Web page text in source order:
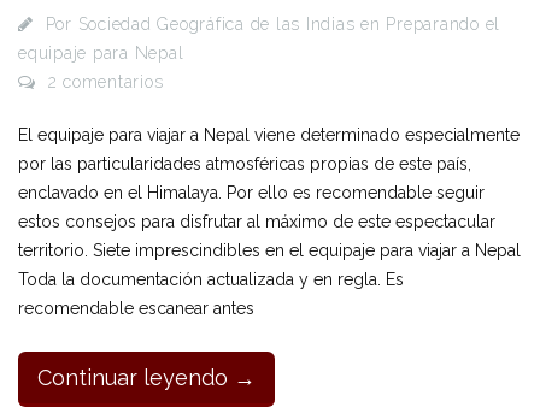
Por Sociedad Geográfica de las Indias en Preparando el
equipaje para Nepal
2 comentarios
El equipaje para viajar a Nepal viene determinado especialmente
por las particularidades atmosféricas propias de este país,
enclavado en el Himalaya. Por ello es recomendable seguir
estos consejos para disfrutar al máximo de este espectacular
territorio. Siete imprescindibles en el equipaje para viajar a Nepal
Toda la documentación actualizada y en regla. Es
recomendable escanear antes
Continuar leyendo →